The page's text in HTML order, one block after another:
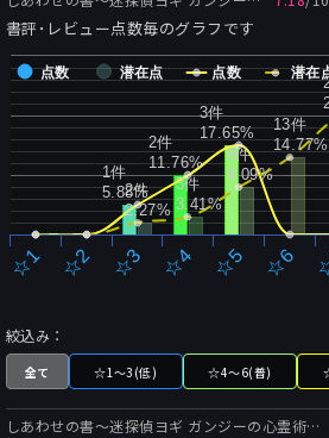
書評･レビュー点数毎のグラフです
点数 潜在点 点数 潜在
☆1 ☆2 ☆3 ☆4 ☆5 ☆6
1件
5.88%
2件
11.76%
3件
17.65%
2件
2.27%
3件
3.41%
8件
9.09%
13件
14.77%
絞込み：
全て ☆1～3(低) ☆4～6(普)
しあわせの書〜迷探偵ヨギ ガンジーの心霊術
の